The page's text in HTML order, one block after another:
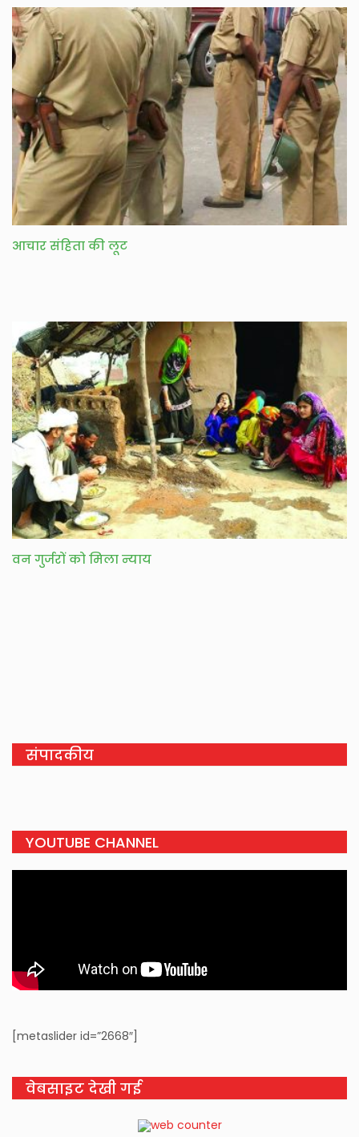
आचार संहिता की लूट
वन गुर्जरों को मिला न्याय
संपादकीय
YOUTUBE CHANNEL
[metaslider id=”2668″]
वेबसाइट देखी गई